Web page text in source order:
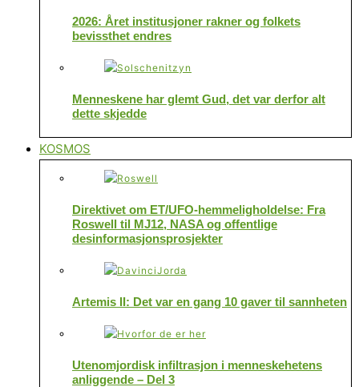
2026: Året institusjoner rakner og folkets
bevissthet endres
Menneskene har glemt Gud, det var derfor alt
dette skjedde
KOSMOS
Direktivet om ET/UFO-hemmeligholdelse: Fra
Roswell til MJ12, NASA og offentlige
desinformasjonsprosjekter
Artemis II: Det var en gang 10 gaver til sannheten
Utenomjordisk infiltrasjon i menneskehetens
anliggende – Del 3